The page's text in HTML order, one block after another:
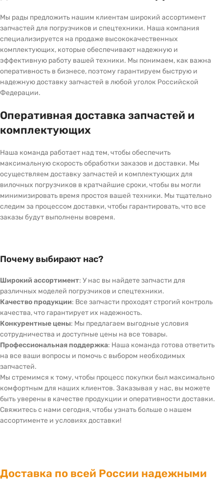
Мы рады предложить нашим клиентам широкий ассортимент
запчастей для погрузчиков и спецтехники. Наша компания
специализируется на продаже высококачественных
комплектующих, которые обеспечивают надежную и
эффективную работу вашей техники. Мы понимаем, как важна
оперативность в бизнесе, поэтому гарантируем быструю и
надежную доставку запчастей в любой уголок Российской
Федерации.
Оперативная доставка запчастей и
комплектующих
Наша команда работает над тем, чтобы обеспечить
максимальную скорость обработки заказов и доставки. Мы
осуществляем доставку запчастей и комплектующих для
вилочных погрузчиков в кратчайшие сроки, чтобы вы могли
минимизировать время простоя вашей техники. Мы тщательно
следим за процессом доставки, чтобы гарантировать, что все
заказы будут выполнены вовремя.
Почему выбирают нас?
Широкий ассортимент: У нас вы найдете запчасти для
различных моделей погрузчиков и спецтехники.
Качество продукции: Все запчасти проходят строгий контроль
качества, что гарантирует их надежность.
Конкурентные цены: Мы предлагаем выгодные условия
сотрудничества и доступные цены на все товары.
Профессиональная поддержка: Наша команда готова ответить
на все ваши вопросы и помочь с выбором необходимых
запчастей.
Мы стремимся к тому, чтобы процесс покупки был максимально
комфортным для наших клиентов. Заказывая у нас, вы можете
быть уверены в качестве продукции и оперативности доставки.
Свяжитесь с нами сегодня, чтобы узнать больше о нашем
ассортименте и условиях доставки!
Доставка по всей России надежными